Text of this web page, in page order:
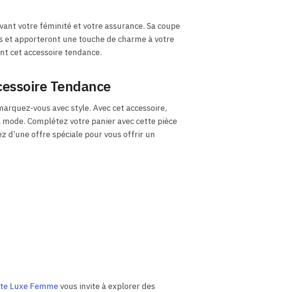
votre féminité et votre assurance. Sa coupe
apporteront une touche de charme à votre
cet accessoire tendance.
Tendance
vous avec style. Avec cet accessoire,
Complétez votre panier avec cette pièce
d’une offre spéciale pour vous offrir un
Luxe Femmevous invite à explorer des